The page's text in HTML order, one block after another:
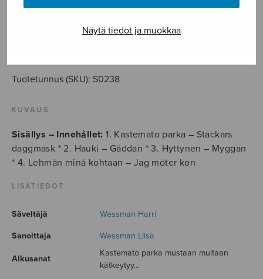
Näytä tiedot ja muokkaa
Tuotetunnus (SKU): S0238
KUVAUS
Sisällys – Innehållet: 1. Kastemato parka – Stackars
daggmask * 2. Hauki – Gäddan * 3. Hyttynen – Myggan
* 4. Lehmän minä kohtaan – Jag möter kon
LISÄTIEDOT
Säveltäjä Wessman Harri
Sanoittaja Wessman Liisa
Alkusanat
Kastemato parka mustaan multaan
kätkeytyy...